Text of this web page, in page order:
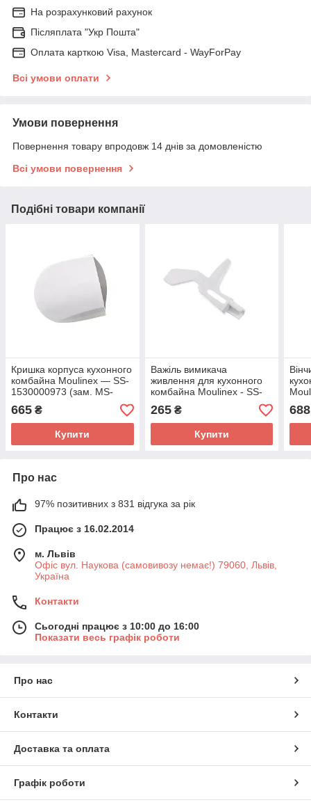
На розрахунковий рахунок
Післяплата "Укр Пошта"
Оплата карткою Visa, Mastercard - WayForPay
Всі умови оплати
Умови повернення
Повернення товару впродовж 14 днів за домовленістю
Всі умови повернення
Подібні товари компанії
Кришка корпуса кухонного
комбайна Moulinex — SS-
1530000973 (зам. MS-
0697369/MS-5909819)
665 ₴
Купити
Важіль вимикача
живлення для кухонного
комбайна Moulinex - SS-
1530000992 (зам. MS-
4909651)
265₴
Купити
688
Про нас
97% позитивних з 831 відгука за рік
Працює з 16.02.2014
м. Львів
Офіс вул. Наукова (самовивозу немає!) 79060, Львів,
Україна
Контакти
Сьогодні працює з 10:00 до 16:00
Показати весь графік роботи
Про нас
Контакти
Доставка та оплата
Графік роботи